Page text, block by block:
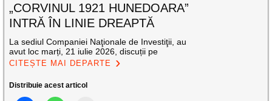
„CORVINUL 1921 HUNEDOARA”
INTRĂ ÎN LINIE DREAPTĂ
La sediul Companiei Naţionale de Investiţii, au
avut loc marți, 21 iulie 2026, discuții pe
CITEȘTE MAI DEPARTE
Distribuie acest articol